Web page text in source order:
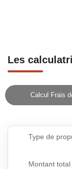
Les
Calcul Frais